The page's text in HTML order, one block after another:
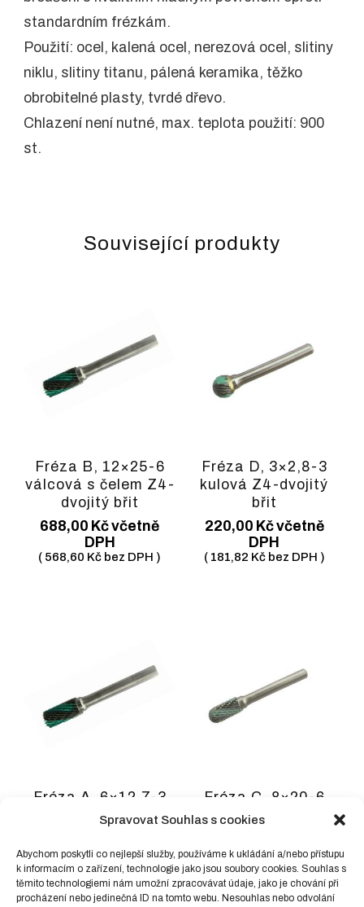
Spravovat Souhlas s cookies
Abychom poskytli co nejlepší služby, používáme k ukládání a/nebo přístupu
k informacím o zařízení, technologie jako jsou soubory cookies. Souhlas s
těmito technologiemi nám umožní zpracovávat údaje, jako je chování při
procházení nebo jedinečná ID na tomto webu. Nesouhlas nebo odvolání
standardním frézkám.
Použití: ocel, kalená ocel, nerezová ocel, slitiny
niklu, slitiny titanu, pálená keramika, těžko
obrobitelné plasty, tvrdé dřevo.
Chlazení není nutné, max. teplota použití: 900
st.
Související produkty
Fréza B, 12×25-6
válcová s čelem Z4-
dvojitý břit
688,00 Kčvčetně
DPH
( 568,60 Kč bez DPH )
Fréza D, 3×2,8-3
kulová Z4-dvojitý
břit
220,00 Kčvčetně
DPH
( 181,82 Kčbez DPH )
Fréza A, 6×12,7-3
válcová Z4-dvojitý
275,00Kčvčetně
DPH
(227,27Kčbez DPH )
Fréza C, 8×20-6
válcová zaoblená
455,00Kčvčetně
DPH
(376,03Kčbez DPH )